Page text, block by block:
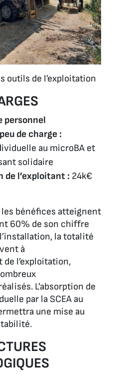
outils de l’exploitation
personnel
de charge :
au microBA et
solidaire
de l’exploitant : 24k€
bénéfices atteignent
60% de son chiffre
la totalité
à
de l’exploitation,
L’absorption de
par la SCEA au
une mise au